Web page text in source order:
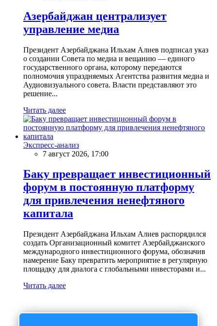
Азербайджан централизует
управление медиа
Президент Азербайджана Ильхам Алиев подписал указ
о создании Совета по медиа и вещанию — единого
государственного органа, которому передаются
полномочия упраздняемых Агентства развития медиа и
Аудиовизуального совета. Власти представляют это
решение...
Читать далее
Экспресс-анализ
7 август 2026, 17:00
Баку превращает инвестиционный
форум в постоянную платформу
для привлечения ненефтяного
капитала
Президент Азербайджана Ильхам Алиев распорядился
создать Организационный комитет Азербайджанского
международного инвестиционного форума, обозначив
намерение Баку превратить мероприятие в регулярную
площадку для диалога с глобальными инвесторами и...
Читать далее